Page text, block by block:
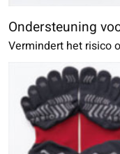
Ondersteuning
Vermindert het risico